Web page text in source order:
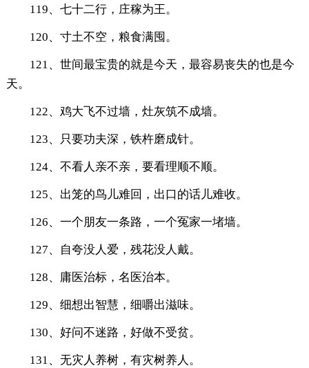
119、七十二行，庄稼为王。
120、寸土不空，粮食满囤。
121、世间最宝贵的就是今天，最容易丧失的也是今
天。
122、鸡大飞不过墙，灶灰筑不成墙。
123、只要功夫深，铁杵磨成针。
124、不看人亲不亲，要看理顺不顺。
125、出笼的鸟儿难回，出口的话儿难收。
126、一个朋友一条路，一个冤家一堵墙。
127、自夸没人爱，残花没人戴。
128、庸医治标，名医治本。
129、细想出智慧，细嚼出滋味。
130、好问不迷路，好做不受贫。
131、无灾人养树，有灾树养人。